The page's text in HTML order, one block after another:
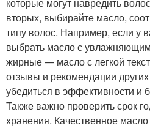
вторых, выбирайте масло,
типу волос. Например, если у
выбрать масло с
жирные — масло с легкой
отзывы и рекомендации
убедиться в эффективности и
Также важно проверить срок
хранения. Качественное